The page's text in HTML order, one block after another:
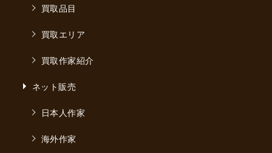
買取品目
買取エリア
買取作家紹介
ネット販売
日本人作家
海外作家